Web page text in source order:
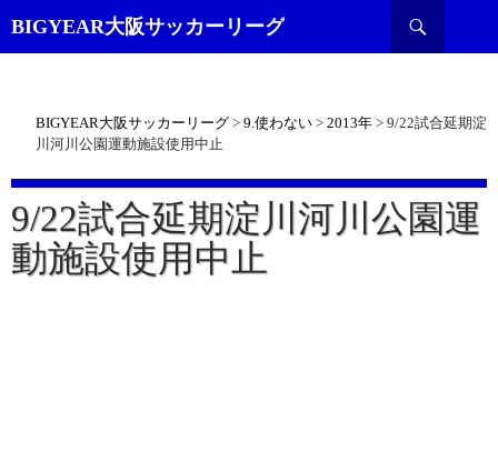
BIGYEAR大阪サッカーリーグ
索
BIGYEAR大阪サッカーリーグ > 9.使わない > 2013年 > 9/22試合延期淀
川河川公園運動施設使用中止
9/22試合延期淀川河川公園運
動施設使用中止